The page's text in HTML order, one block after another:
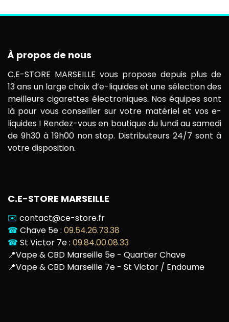
À propos de nous
C.E-STORE MARSEILLE vous propose depuis plus de
13 ans un large choix d’e-liquides et une sélection des
meilleurs cigarettes électroniques. Nos équipes sont
là pour vous conseiller sur votre matériel et vos e-
liquides ! Rendez-vous en boutique du lundi au samedi
de 9h30 à 19h00 non stop. Distributeurs 24/7 sont à
votre disposition.
C.E-STORE MARSEILLE
✉️ contact@ce-store.fr
☎ Chave 5e : 09.54.26.73.38
☎ St Victor 7e : 09.84.00.08.33
📍Vape & CBD Marseille 5e - Quartier Chave
📍Vape & CBD Marseille 7e - St Victor / Endoume